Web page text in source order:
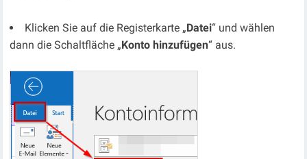
Klicken Sie auf die Registerkarte „Datei“ und wählen
dann die Schaltfläche „Konto hinzufügen“ aus.